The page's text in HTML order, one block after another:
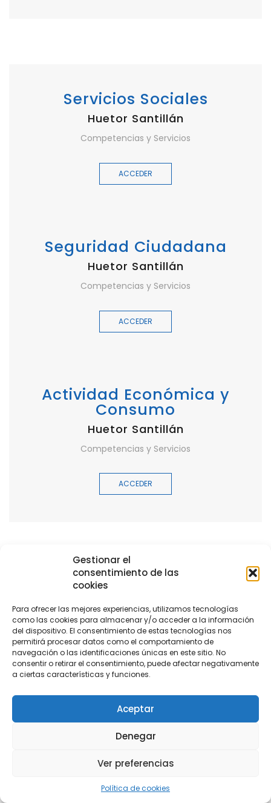
Gestionar el
consentimiento de las
cookies
Para ofrecer las mejores experiencias, utilizamos tecnologías
como las cookies para almacenar y/o acceder a la información
del dispositivo. El consentimiento de estas tecnologías nos
permitirá procesar datos como el comportamiento de
navegación o las identificaciones únicas en este sitio. No
consentir o retirar el consentimiento, puede afectar negativamente
a ciertas características y funciones.
Aceptar
Denegar
Ver preferencias
Política de cookies
Servicios Sociales
Huetor Santillán
Competencias y Servicios
ACCEDER
Seguridad Ciudadana
Huetor Santillán
Competencias y Servicios
ACCEDER
Actividad Económica y
Consumo
Huetor Santillán
Competencias y Servicios
ACCEDER
Educación, Cultura y
Deportes
Huetor Santillán
Competencias y Servicios
Gestión Fiscal y
Tributaria